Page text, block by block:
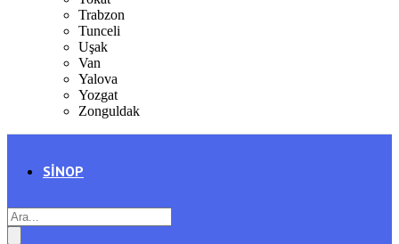
Trabzon
Tunceli
Uşak
Van
Yalova
Yozgat
Zonguldak
SINOP